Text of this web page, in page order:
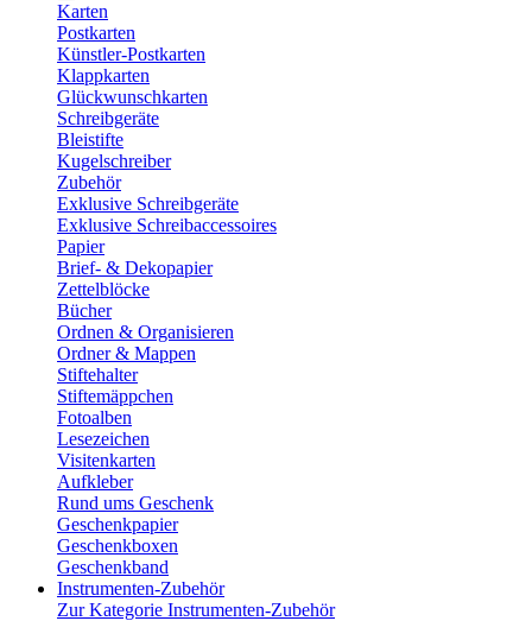
Karten
Postkarten
Künstler-Postkarten
Klappkarten
Glückwunschkarten
Schreibgeräte
Bleistifte
Kugelschreiber
Zubehör
Exklusive Schreibgeräte
Exklusive Schreibaccessoires
Papier
Brief- & Dekopapier
Zettelblöcke
Bücher
Ordnen & Organisieren
Ordner & Mappen
Stiftehalter
Stiftemäppchen
Fotoalben
Lesezeichen
Visitenkarten
Aufkleber
Rund ums Geschenk
Geschenkpapier
Geschenkboxen
Geschenkband
Instrumenten-Zubehör
Zur Kategorie Instrumenten-Zubehör